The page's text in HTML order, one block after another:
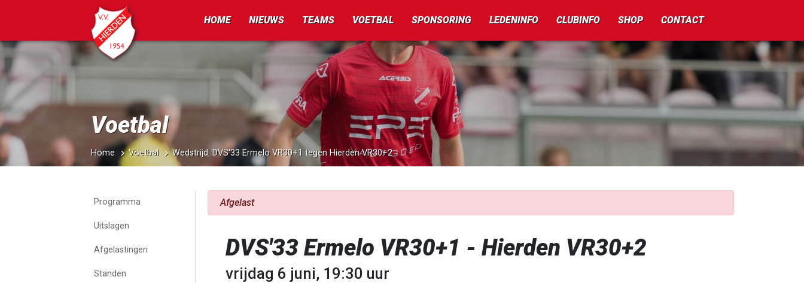
HOME NIEUWS TEAMS VOETBAL SPONSORING LEDENINFO CLUBINFO SHOP CONTACT
Voetbal
Home Voetbal Wedstrijd: DVS'33 Ermelo VR30+1 tegen Hierden VR30+2
Programma
Uitslagen
Afgelastingen
Standen
Afgelast
DVS'33 Ermelo VR30+1 - Hierden VR30+2
vrijdag 6 juni, 19:30 uur